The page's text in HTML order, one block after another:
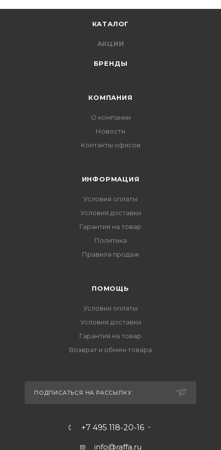
КАТАЛОГ
АКЦИИ
БРЕНДЫ
КОМПАНИЯ
О компании
Новости
Контакты офисов
ИНФОРМАЦИЯ
Условия оплаты
Условия доставки
Гарантия на товар
Политика
Правила продаж
ПОМОЩЬ
Условия оплаты
Условия доставки
Гарантия на товар
Возврат и обмен товара
ПОДПИСАТЬСЯ НА РАССЫЛКУ
+7 495 118-20-16
info@raffa.ru